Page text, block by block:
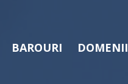
BAROURI DOMENII